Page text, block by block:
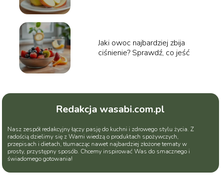
Jaki owoc najbardziej zbija
ciśnienie? Sprawdź, co jeść
Redakcja wasabi.com.pl
Nasz zespół redakcyjny łączy pasję do kuchni i zdrowego stylu życia. Z
radością dzielimy się z Wami wiedzą o produktach spożywczych,
przepisach i dietach, tłumacząc nawet najbardziej złożone tematy w
prosty, przystępny sposób. Chcemy inspirować Was do smacznego i
świadomego gotowania!